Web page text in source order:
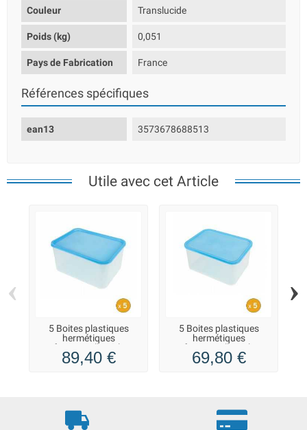
Couleur Translucide
Poids (kg) 0,051
Pays de Fabrication France
Références spécifiques
ean13 3573678688513
Utile avec cet Article
5 Boites plastiques
hermétiques
professionnelles 8 litres
89,40 €
5 Boites plastiques
hermétiques
professionnelles 4 litres
69,80 €
‹ ›